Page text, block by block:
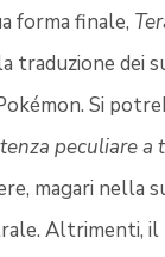
forma finale,
traduzione dei
Si
peculiare
magari nella
Altrimenti, il